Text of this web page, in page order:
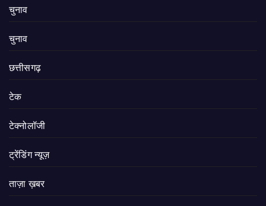
चुनाव
चुनाव
छत्तीसगढ़
टेक
टेक्नोलॉजी
ट्रेंडिंग न्यूज़
ताज़ा ख़बर